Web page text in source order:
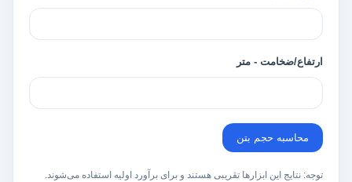
ارتفاع/ضخامت - متر
محاسبه حجم بتن
توجه: نتایج این ابزارها تقریبی هستند و برای برآورد اولیه استفاده می‌شوند.